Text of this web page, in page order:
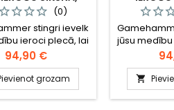
SH10056 (0)
stingri ievelk
ieroci plecā, lai
daudz
un lielāku
šaušanas laikā.
piemērots
medībām ar
Cena
94,90 €
grozam
ORANŽU
jūsu
kontroli
